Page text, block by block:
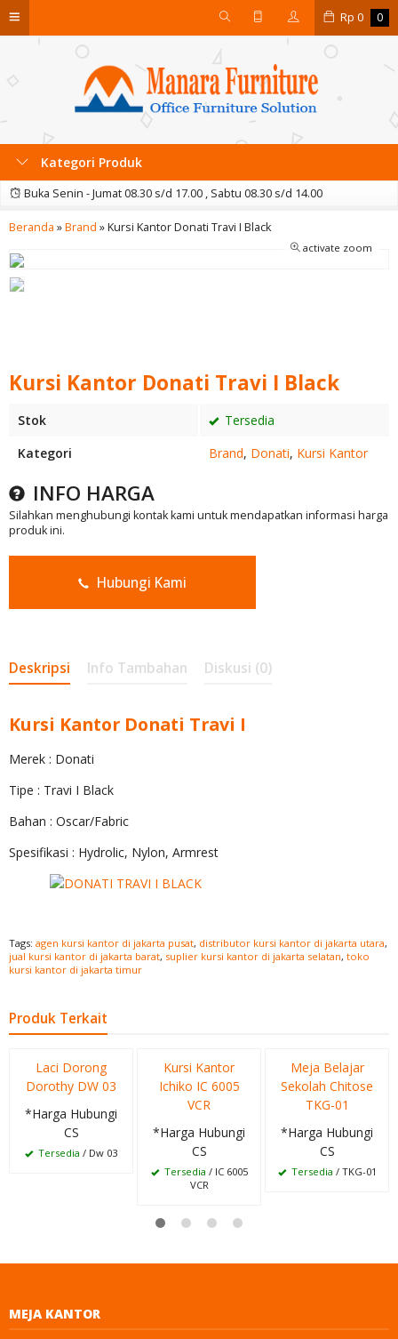
Rp 0 0
Kategori Produk
Buka Senin - Jumat 08.30 s/d 17.00 , Sabtu 08.30 s/d 14.00
Beranda »Brand »Kursi Kantor Donati Travi I Black
activate zoom
Kursi Kantor Donati Travi I Black
Stok
Tersedia
Kategori
Brand, Donati, Kursi Kantor
INFO HARGA
Silahkan menghubungi kontak kami untuk mendapatkan informasi harga
produk ini.
Hubungi Kami
Deskripsi Info Tambahan Diskusi (0)
Kursi Kantor Donati Travi I
Merek : Donati
Tipe : Travi I Black
Bahan : Oscar/Fabric
Spesifikasi : Hydrolic, Nylon, Armrest
Tags: agen kursi kantor di jakarta pusat, distributor kursi kantor di jakarta utara,
jual kursi kantor di jakarta barat, suplier kursi kantor di jakarta selatan, toko
kursi kantor di jakarta timur
Produk Terkait
Laci Dorong
Dorothy DW 03
*Harga Hubungi
CS
Tersedia / Dw 03
Kursi Kantor
Ichiko IC 6005
VCR
*Harga Hubungi
CS
Tersedia / IC 6005
VCR
Meja Belajar
Sekolah Chitose
TKG-01
*Harga Hubungi
CS
Tersedia / TKG-01
MEJA KANTOR